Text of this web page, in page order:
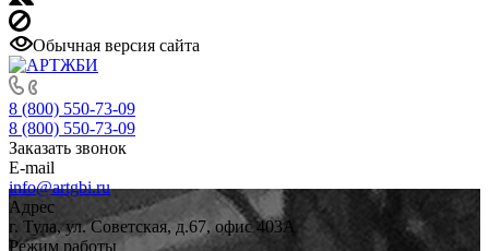
Обычная версия сайта
8 (800) 550-73-09
8 (800) 550-73-09
Заказать звонок
E-mail
info@artgbi.ru
Адрес
г. Тула, ул. Советская, д.67, офис 403А
Режим работы